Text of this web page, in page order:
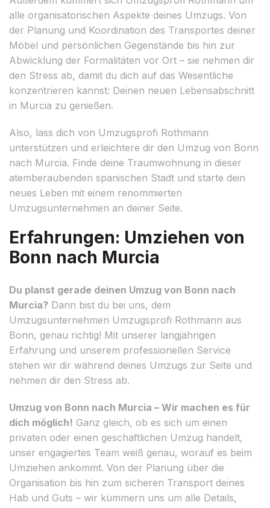
alle organisatorischen Aspekte deines Umzugs. Von
der Planung und Koordination des Transportes deiner
Möbel und persönlichen Gegenstände bis hin zur
Abwicklung der Formalitäten vor Ort – sie nehmen dir
den Stress ab, damit du dich auf das Wesentliche
konzentrieren kannst: Deinen neuen Lebensabschnitt
in Murcia zu genießen.
Also, lass dich von Umzugsprofi Rothmann
unterstützen und erleichtere dir den Umzug von Bonn
nach Murcia. Finde deine Traumwohnung in dieser
atemberaubenden spanischen Stadt und starte dein
neues Leben mit einem renommierten
Umzugsunternehmen an deiner Seite.
Erfahrungen: Umziehen von
Bonn nach Murcia
Du planst gerade deinen Umzug von Bonn nach
Murcia? Dann bist du bei uns, dem
Umzugsunternehmen Umzugsprofi Rothmann aus
Bonn, genau richtig! Mit unserer langjährigen
Erfahrung und unserem professionellen Service
stehen wir dir während deines Umzugs zur Seite und
nehmen dir den Stress ab.
Umzug von Bonn nach Murcia – Wir machen es für
dich möglich! Ganz gleich, ob es sich um einen
privaten oder einen geschäftlichen Umzug handelt,
unser engagiertes Team weiß genau, worauf es beim
Umziehen ankommt. Von der Planung über die
Organisation bis hin zum sicheren Transport deines
Hab und Guts – wir kümmern uns um alle Details,